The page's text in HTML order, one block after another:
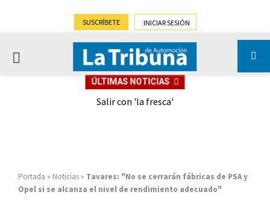
SUSCRÍBETE INICIAR SESIÓN
PRIMARY
ÚLTIMAS NOTICIAS
Salir con 'la fresca'
Portada » Noticias » Tavares: "No se cerrarán fábricas de PSA y
Opel si se alcanza el nivel de rendimiento adecuado"